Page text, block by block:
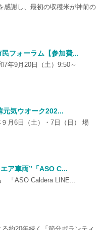
感謝し、最初の収穫米が神前の
フォーラム【参加費...
7年9月20日（土）9:50～
元気ウオーク202...
月6日（土）・7日（日） 場
ア車両”「ASO C...
「ASO Caldera LINE...